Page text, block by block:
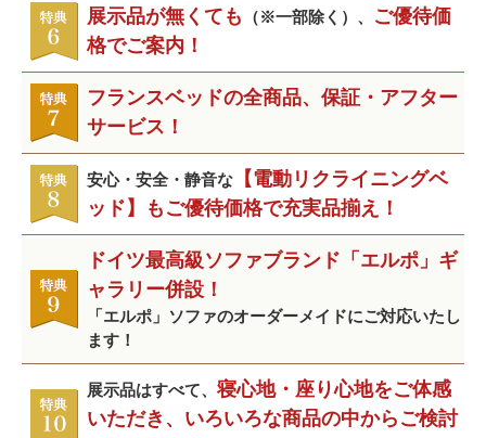
展示品が無くても （※一部除く）、
ご優待価
格でご案内！
フランスベッドの全商品、保証・アフター
サービス！
安心・安全・静音な 【電動リクライニングベ
ッド】もご優待価格で充実品揃え！
ドイツ最高級ソファブランド「エルポ」ギ
ャラリー併設！
「エルポ」ソファのオーダーメイドにご対応いたし
ます！
展示品はすべて、寝心地・座り心地をご体感
いただき、いろいろな商品の中からご検討